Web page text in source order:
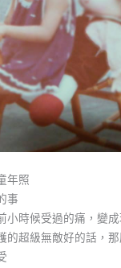
年照
事
小時候受過的痛，變
的超級無敵好的話，